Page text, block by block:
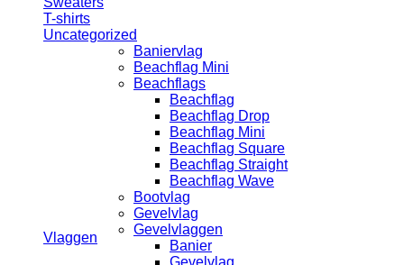
T-shirts
Uncategorized
Vlaggen
Baniervlag
Beachflag Mini
Beachflags
Beachflag
Beachflag Drop
Beachflag Mini
Beachflag Square
Beachflag Straight
Beachflag Wave
Bootvlag
Gevelvlag
Gevelvlaggen
Banier
Gevelvlag